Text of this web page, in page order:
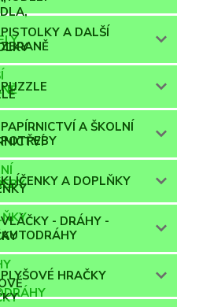
PISTOLKY A DALŠÍ
ZBRANĚ
PUZZLE
PAPÍRNICTVÍ A ŠKOLNÍ
POTŘEBY
KLÍČENKY A DOPLŇKY
VLÁČKY - DRÁHY -
AUTODRÁHY
PLYŠOVÉ HRAČKY